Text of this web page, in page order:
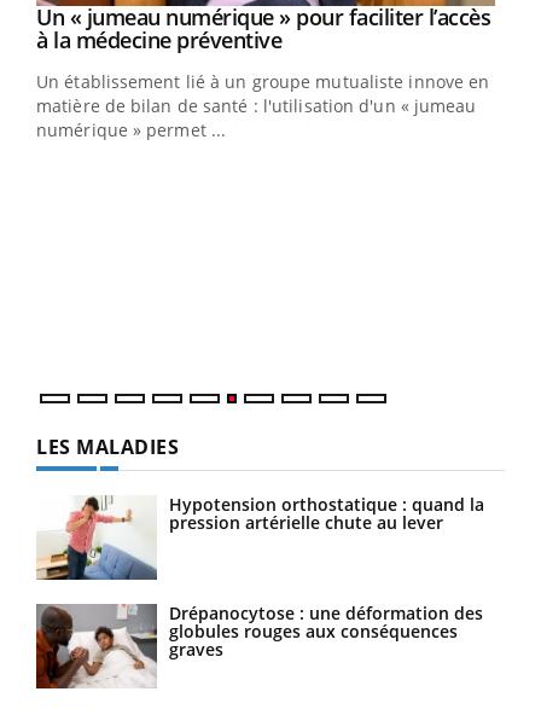
Youtube
Un « jumeau numérique » pour faciliter l’accès
à la médecine préventiveYoutube
Un établissement lié à un groupe mutualiste innove en
matière de bilan de santé : l'utilisation d'un « jumeau
numérique » permet ...
LES MALADIES
Hypotension orthostatique : quand la
pression artérielle chute au lever
Drépanocytose : une déformation des
globules rouges aux conséquences
graves